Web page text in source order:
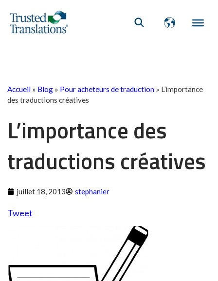
Accueil » Blog » Pour acheteurs de traduction » L’importance
des traductions créatives
L’importance des
traductions créatives
juillet 18, 2013 stephanier
Tweet